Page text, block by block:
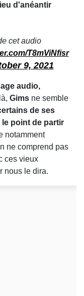
d'anéantir
cet audio
T8mViNfisr
9, 2021
audio,
Gims ne semble
de ses
point de partir
notamment
ne comprend pas
ces vieux
nous le dira.